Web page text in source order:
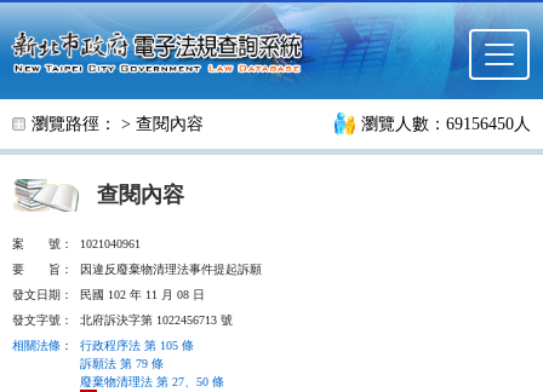
跳至主要內容
瀏覽路徑： > 查閱內容 瀏覽人數：69156450人
查閱內容
案 號：
1021040961
要
旨：
因違反廢棄物清理法事件提起訴願
發文日期：
民國 102 年 11 月 08 日
發文字號：
北府訴決字第 1022456713 號
相關法條 ：
行政程序法 第 105 條
訴願法 第 79 條
廢棄物清理法 第 27、50 條